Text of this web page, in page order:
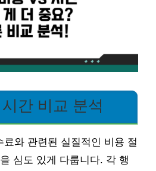
간 비교 분석
료와 관련된 실질적인 비용 절
심도 있게 다룹니다. 각 행